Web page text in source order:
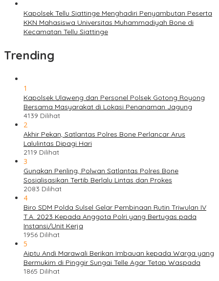
Kapolsek Tellu Siattinge Menghadiri Penyambutan Peserta
KKN Mahasiswa Universitas Muhammadiyah Bone di
Kecamatan Tellu Siattinge
Trending
1
Kapolsek Ulaweng dan Personel Polsek Gotong Royong
Bersama Masyarakat di Lokasi Penanaman Jagung
4139 Dilihat
2
Akhir Pekan, Satlantas Polres Bone Perlancar Arus
Lalulintas Dipagi Hari
2119 Dilihat
3
Gunakan Penling, Polwan Satlantas Polres Bone
Sosialisasikan Tertib Berlalu Lintas dan Prokes
2083 Dilihat
4
Biro SDM Polda Sulsel Gelar Pembinaan Rutin Triwulan IV
T.A. 2023 Kepada Anggota Polri yang Bertugas pada
Instansi/Unit Kerja
1956 Dilihat
5
Aiptu Andi Marawali Berikan Imbauan kepada Warga yang
Bermukim di Pinggir Sungai Telle Agar Tetap Waspada
1865 Dilihat